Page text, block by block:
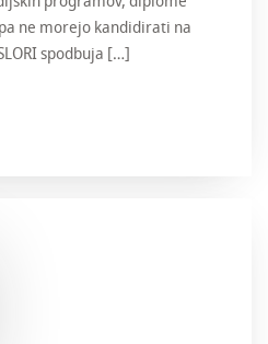
ne morejo kandidirati na
spodbuja […]